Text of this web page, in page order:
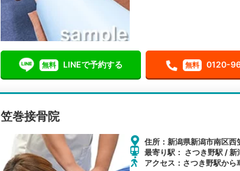
無料 LINEで予約する 無料 0120-
笠巻接骨院
住所：新潟県新潟市南区
最寄り駅： さつき野駅 / 新
アクセス：さつき野駅から